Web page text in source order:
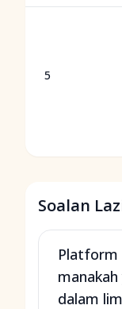
5
Soalan
Platform
dalam